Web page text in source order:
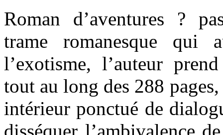
Roman d’aventures ?
trame romanesque qui
l’exotisme, l’auteur
tout au long des 288
intérieur ponctué de